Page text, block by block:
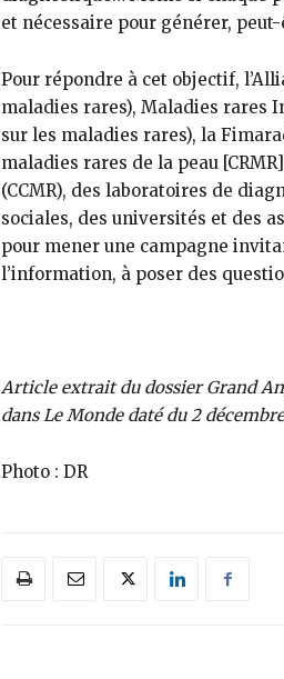
et nécessaire pour générer,
Pour répondre à cet objectif,
maladies rares), Maladies rares
sur les maladies rares), la
maladies rares de la peau
(CCMR), des laboratoires de
sociales, des universités et des
pour mener une campagne
l’information, à poser des
Article extrait du dossier Grand
dans Le Monde daté du 2
Photo : DR